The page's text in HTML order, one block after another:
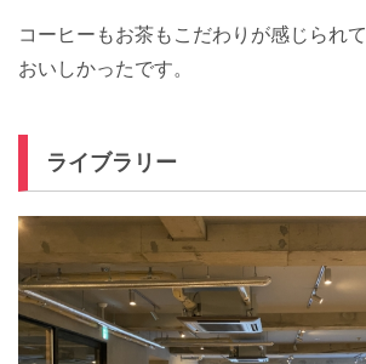
コーヒーもお茶もこだわりが感じられて
おいしかったです。
ライブラリー